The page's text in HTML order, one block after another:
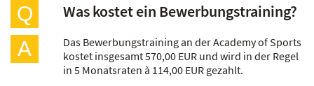
Q Was kostet ein Bewerbungstraining?
A
Das Bewerbungstraining an der Academy of Sports
kostet insgesamt 570,00 EUR und wird in der Regel
in 5 Monatsraten à 114,00 EUR gezahlt.